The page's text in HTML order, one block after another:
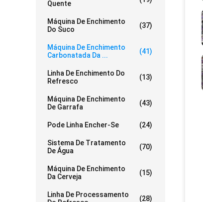
Quente
Máquina De Enchimento
Do Suco
(37)
Máquina De Enchimento
Carbonatada Da ...
(41)
Linha De Enchimento Do
Refresco
(13)
Máquina De Enchimento
De Garrafa
(43)
Pode Linha Encher-Se (24)
Sistema De Tratamento
De Água
(70)
Máquina De Enchimento
Da Cerveja
(15)
Linha De Processamento
(28)